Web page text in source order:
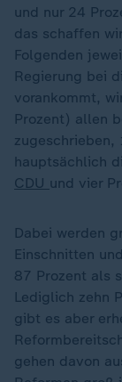
und nur 24
das schaffen
Folgenden
Regierung bei
vorankommt,
Prozent) allen
zugeschrieben,
hauptsächlich
CDU und vier
Dabei werden
Einschnitten
87 Prozent als
Lediglich zehn
gibt es aber
gehen davon